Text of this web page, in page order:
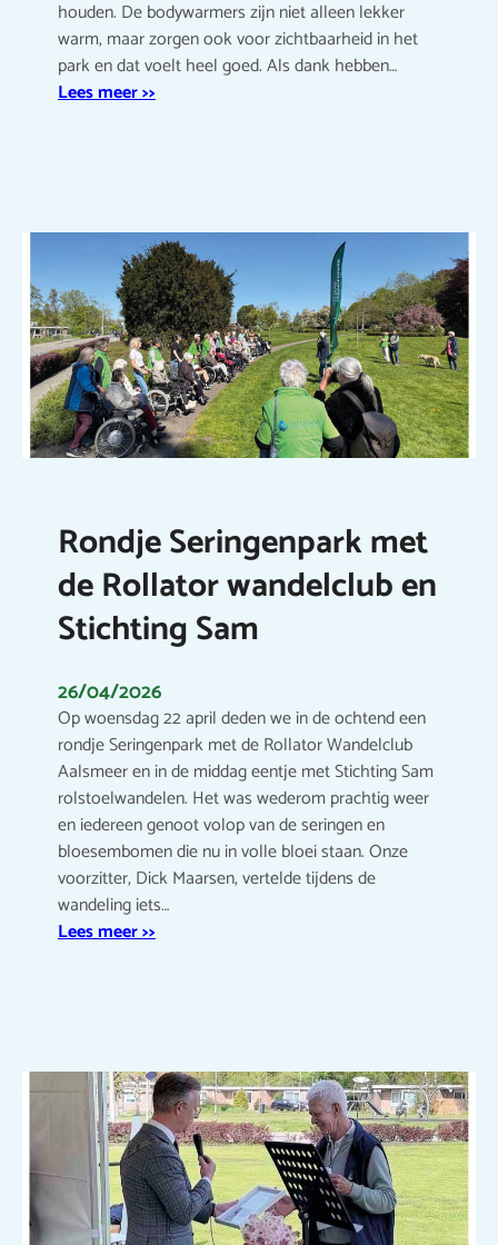
houden. De bodywarmers zijn niet alleen lekker
warm, maar zorgen ook voor zichtbaarheid in het
park en dat voelt heel goed. Als dank hebben…
Lees meer >>
Rondje Seringenpark met
de Rollator wandelclub en
Stichting Sam
26/04/2026
Op woensdag 22 april deden we in de ochtend een
rondje Seringenpark met de Rollator Wandelclub
Aalsmeer en in de middag eentje met Stichting Sam
rolstoelwandelen. Het was wederom prachtig weer
en iedereen genoot volop van de seringen en
bloesembomen die nu in volle bloei staan. Onze
voorzitter, Dick Maarsen, vertelde tijdens de
wandeling iets…
Lees meer >>